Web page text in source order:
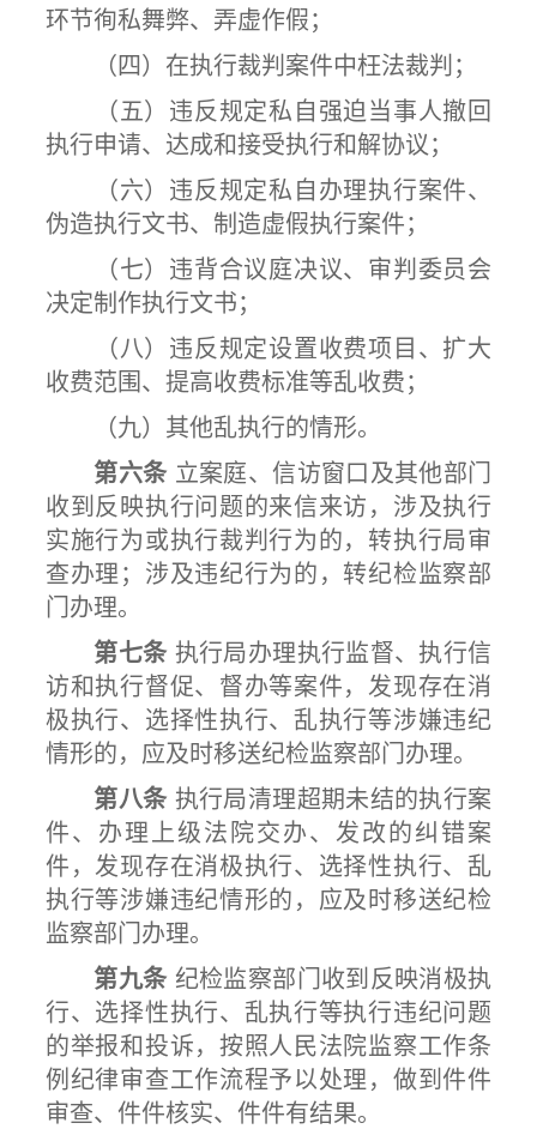
环节徇私舞弊、弄虚作假；
（四）在执行裁判案件中枉法裁判；
（五）违反规定私自强迫当事人撤回
执行申请、达成和接受执行和解协议；
（六）违反规定私自办理执行案件、
伪造执行文书、制造虚假执行案件；
（七）违背合议庭决议、审判委员会
决定制作执行文书；
（八）违反规定设置收费项目、扩大
收费范围、提高收费标准等乱收费；
（九）其他乱执行的情形。
第六条 立案庭、信访窗口及其他部门
收到反映执行问题的来信来访，涉及执行
实施行为或执行裁判行为的，转执行局审
查办理；涉及违纪行为的，转纪检监察部
门办理。
第七条 执行局办理执行监督、执行信
访和执行督促、督办等案件，发现存在消
极执行、选择性执行、乱执行等涉嫌违纪
情形的，应及时移送纪检监察部门办理。
第八条 执行局清理超期未结的执行案
件、办理上级法院交办、发改的纠错案
件，发现存在消极执行、选择性执行、乱
执行等涉嫌违纪情形的，应及时移送纪检
监察部门办理。
第九条 纪检监察部门收到反映消极执
行、选择性执行、乱执行等执行违纪问题
的举报和投诉，按照人民法院监察工作条
例纪律审查工作流程予以处理，做到件件
审查、件件核实、件件有结果。